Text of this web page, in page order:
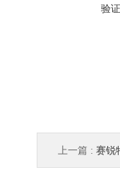
验
上一篇 : 赛锐